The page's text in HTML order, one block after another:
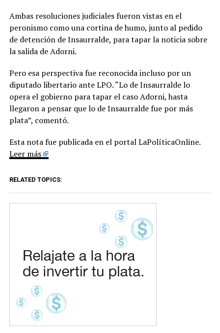
Ambas resoluciones judiciales fueron vistas en el
peronismo como una cortina de humo, junto al pedido
de detención de Insaurralde, para tapar la noticia sobre
la salida de Adorni.
Pero esa perspectiva fue reconocida incluso por un
diputado libertario ante LPO. “Lo de Insaurralde lo
opera el gobierno para tapar el caso Adorni, hasta
llegaron a pensar que lo de Insaurralde fue por más
plata”, comentó.
Esta nota fue publicada en el portal LaPolíticaOnline.
Leer más
RELATED TOPICS: